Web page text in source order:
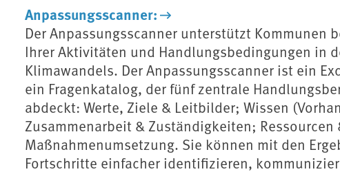
Anpassungsscanner:
Der Anpassungsscanner unterstützt Kommunen
Ihrer Aktivitäten und Handlungsbedingungen in
Klimawandels. Der Anpassungsscanner ist ein
ein Fragenkatalog, der fünf zentrale
abdeckt: Werte, Ziele & Leitbilder; Wissen
Zusammenarbeit & Zuständigkeiten;
Maßnahmenumsetzung. Sie können mit den
Fortschritte einfacher identifizieren,